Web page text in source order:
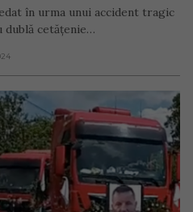
în urma unui accident tragic
dublă cetățenie…